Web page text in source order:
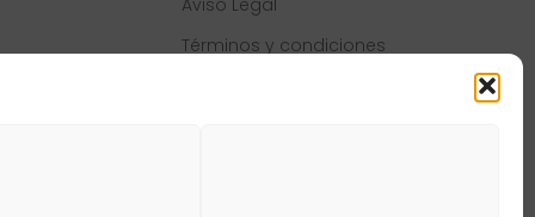
Aviso Legal
Términos y condiciones